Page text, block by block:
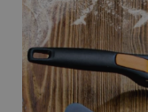
shopsys_abc
SERVERID